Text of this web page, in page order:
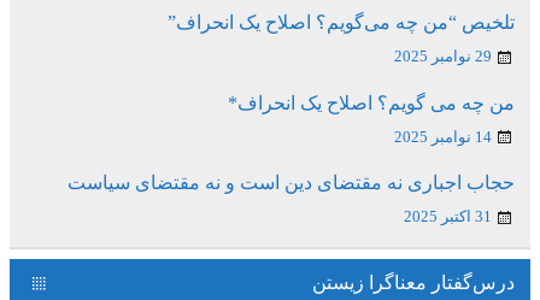
تلخیص “من چه می‌گویم؟ اصلاح یک انحراف”
29 نوامبر 2025
من چه می گویم؟ اصلاح یک انحراف*
14 نوامبر 2025
حجاب اجباری نه مقتضای دین است و نه مقتضای سیاست
31 اکتبر 2025
درس‌گفتار معناگرا زیستن